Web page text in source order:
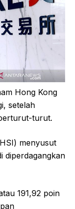
Hong Kong
setelah
turut.
menyusut
diperdagangkan
191,92 poin